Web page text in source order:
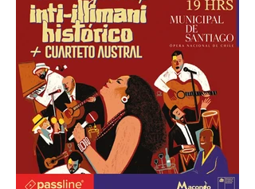
Cinema, un restaurante temático
inspirado en el concepto de un museo de
Hollywood, que promete transportar a sus
visitantes a distintos